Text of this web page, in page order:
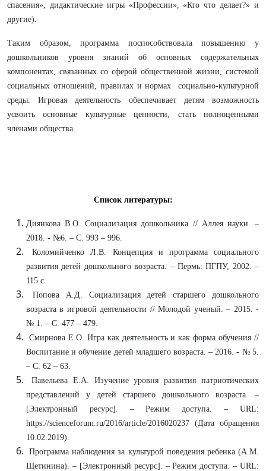
спасения», дидактические игры «Профессии», «Кто что делает?» и
другие).
Таким образом, программа поспособствовала повышению у
дошкольников уровня знаний об основных содержательных
компонентах, связанных со сферой общественной жизни, системой
социальных отношений, правилах и нормах социально-культурной
среды. Игровая деятельность обеспечивает детям возможность
усвоить основные культурные ценности, стать полноценными
членами общества.
Список литературы:
Диянкова В.О. Социализация дошкольника // Аллея науки. –
2018. - №6. – С. 993 – 996.
Коломийченко Л.В. Концепция и программа социального
развития детей дошкольного возраста. – Пермь: ПГПУ, 2002. –
115 с.
Попова А.Д. Социализация детей старшего дошкольного
возраста в игровой деятельности // Молодой ученый. – 2015. -
№ 1. – С. 477 – 479.
Смирнова Е.О. Игра как деятельность и как форма обучения //
Воспитание и обучение детей младшего возраста. – 2016. - № 5.
– С. 62 – 63.
Павельева Е.А. Изучение уровня развития патриотических
представлений у детей старшего дошкольного возраста. –
[Электронный ресурс]. – Режим доступа. – URL:
https://scienceforum.ru/2016/article/2016020237 (Дата обращения
10.02.2019).
Программа наблюдения за культурой поведения ребенка (А.М.
Щетинина). – [Электронный ресурс]. – Режим доступа. – URL: